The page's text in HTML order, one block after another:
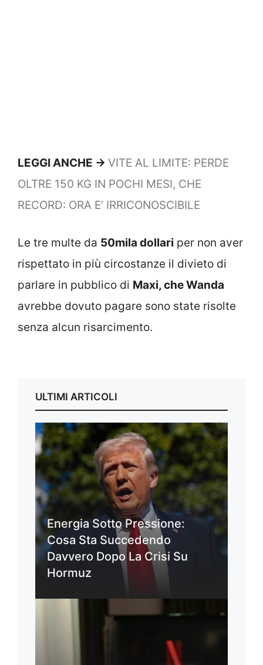
LEGGI ANCHE -> VITE AL LIMITE: PERDE
OLTRE 150 KG IN POCHI MESI, CHE
RECORD: ORA E’ IRRICONOSCIBILE
Le tre multe da 50mila dollari per non aver
rispettato in più circostanze il divieto di
parlare in pubblico di Maxi, che Wanda
avrebbe dovuto pagare sono state risolte
senza alcun risarcimento.
ULTIMI ARTICOLI
Energia Sotto Pressione:
Cosa Sta Succedendo
Davvero Dopo La Crisi Su
Hormuz